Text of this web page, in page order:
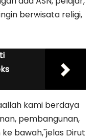
berwisata religi,
kami berdaya
pembangunan,
bawah,"jelas Dirut